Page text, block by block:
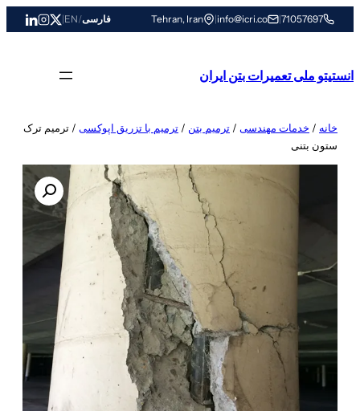
به
71057697
|
info@icri.co
|
Tehran, Iran فارسی/
EN
|
انستیتو ملی تعمیرات بتن ایران
خانه / خدمات مهندسی / ترمیم بتن / ترمیم با تزریق اپوکسی / ترمیم ترک
ستون بتنی